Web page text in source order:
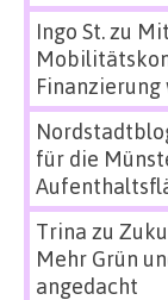
Ingo St.zu
für die
Trina zu
Mehr Grün
angedacht